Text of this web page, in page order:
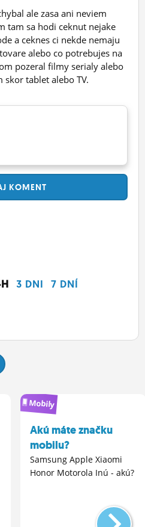
ale zasa ani neviem
tam sa hodi ceknut nejake
a ceknes ci nekde nemaju
alebo co potrebujes na
pozeral filmy serialy alebo
skor tablet alebo TV.
KOMENT
3 DNI 7 DNÍ
Mobily
Akú máte značku
mobilu?
Samsung Apple Xiaomi
Honor Motorola Inú - akú?